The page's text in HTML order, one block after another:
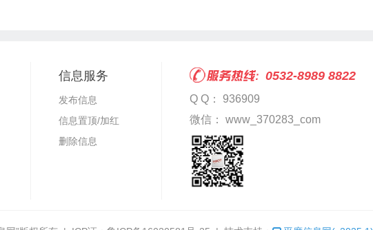
信息服务
发布信息
信息置顶/加红
删除信息
0532-8989 8822
Q Q： 936909
微信： www_370283_com